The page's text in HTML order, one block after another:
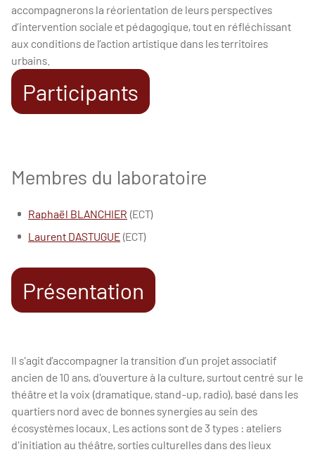
accompagnerons la réorientation de leurs perspectives
d’intervention sociale et pédagogique, tout en réfléchissant
aux conditions de l’action artistique dans les territoires
urbains.
Participants
Membres du laboratoire
Raphaël BLANCHIER (ECT)
Laurent DASTUGUE (ECT)
Présentation
Il s'agit d’accompagner la transition d’un projet associatif
ancien de 10 ans, d'ouverture à la culture, surtout centré sur le
théâtre et la voix (dramatique, stand-up, radio), basé dans les
quartiers nord avec de bonnes synergies au sein des
écosystèmes locaux. Les actions sont de 3 types : ateliers
d'initiation au théâtre, sorties culturelles dans des lieux